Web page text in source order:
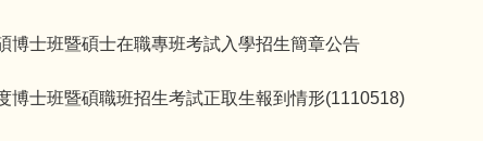
博士班暨碩士在職專班考試入學招生簡章公告
博士班暨碩職班招生考試正取生報到情形(1110518)